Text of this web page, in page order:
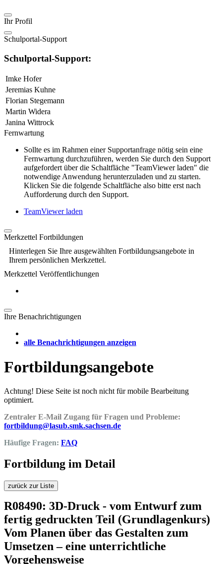
Ihr Profil
Schulportal-Support
Schulportal-Support:
Imke Hofer
Jeremias Kuhne
Florian Stegemann
Martin Widera
Janina Wittrock
Fernwartung
Sollte es im Rahmen einer Supportanfrage nötig sein eine
Fernwartung durchzuführen, werden Sie durch den Support
aufgefordert über die Schaltfläche "TeamViewer laden" die
notwendige Anwendung herunterzuladen und zu starten.
Klicken Sie die folgende Schaltfläche also bitte erst nach
Aufforderung durch den Support.
TeamViewer laden
Merkzettel Fortbildungen
Hinterlegen Sie Ihre ausgewählten Fortbildungsangebote in
Ihrem persönlichen Merkzettel.
Merkzettel Veröffentlichungen
Ihre Benachrichtigungen
alle Benachrichtigungen anzeigen
Fortbildungsangebote
Achtung! Diese Seite ist noch nicht für mobile Bearbeitung
optimiert.
Zentraler E-Mail Zugang für Fragen und Probleme:
fortbildung@lasub.smk.sachsen.de
Häufige Fragen: FAQ
Fortbildung im Detail
zurück zur Liste
R08490: 3D-Druck - vom Entwurf zum
fertig gedruckten Teil (Grundlagenkurs)
Vom Planen über das Gestalten zum
Umsetzen – eine unterrichtliche
Vorgehensweise